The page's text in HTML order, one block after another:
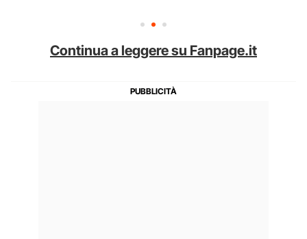
Continua a leggere su Fanpage.it